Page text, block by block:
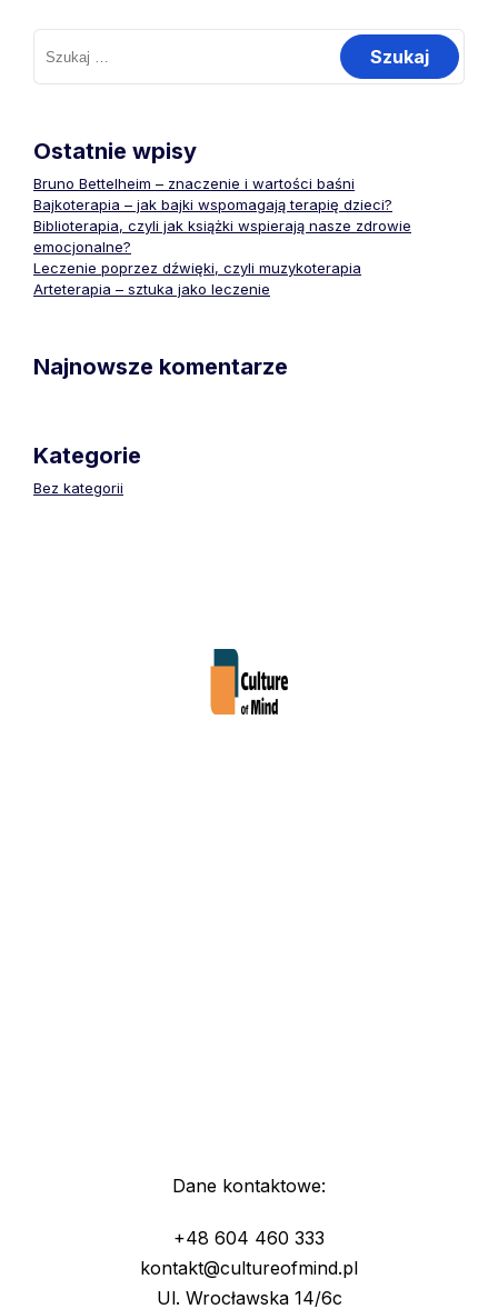
Szukaj:
Ostatnie wpisy
Bruno Bettelheim – znaczenie i wartości baśni
Bajkoterapia – jak bajki wspomagają terapię dzieci?
Biblioterapia, czyli jak książki wspierają nasze zdrowie
emocjonalne?
Leczenie poprzez dźwięki, czyli muzykoterapia
Arteterapia – sztuka jako leczenie
Najnowsze komentarze
Kategorie
Bez kategorii
Dane kontaktowe:
+48 604 460 333
kontakt@cultureofmind.pl
Ul. Wrocławska 14/6c